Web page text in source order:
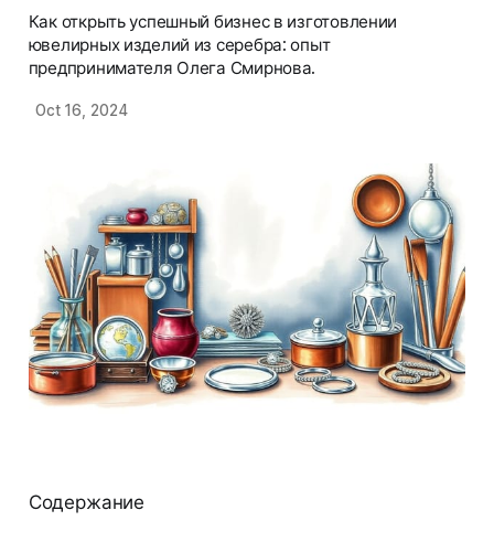
Как открыть успешный бизнес в изготовлении
ювелирных изделий из серебра: опыт
предпринимателя Олега Смирнова.
Oct 16, 2024
Содержание